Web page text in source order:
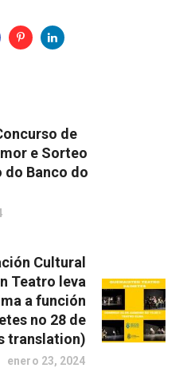
de
e Sorteo
Banco do
Cultural
Teatro leva
a función
no 28 de
translation)
enero 23, 2024